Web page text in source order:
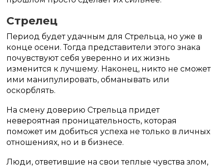
Стрелец
Период будет удачным для Стрельца, но уже в
конце осени. Тогда представители этого знака
почувствуют себя уверенно и их жизнь
изменится к лучшему. Наконец, никто не сможет
ими манипулировать, обманывать или
оскорблять.
На смену доверию Стрельца придет
невероятная проницательность, которая
поможет им добиться успеха не только в личных
отношениях, но и в бизнесе.
Люди, ответившие на свои теплые чувства злом,